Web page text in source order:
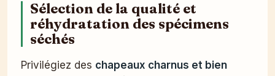
Sélection de la qualité et
réhydratation des spécimens
séchés
Privilégiez des chapeaux charnus et bien